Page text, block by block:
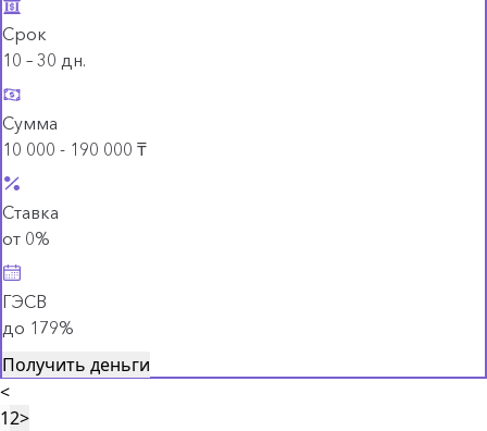
Срок
10 – 30 дн.
Сумма
10 000 - 190 000 ₸
Ставка
от 0%
ГЭСВ
до 179%
Получить деньги
<
12>